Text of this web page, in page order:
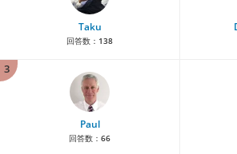
Taku
回答数： 138
3
Paul
回答数： 66